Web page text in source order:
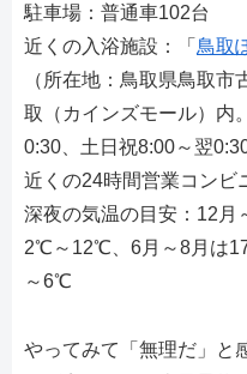
駐車場：普通車102台
近くの入浴施設：「 鳥取
（所在地：鳥取県鳥取
取（カインズモール）内
0:30、土日祝8:00～翌
近くの24時間営業コンビ
深夜の気温の目安：12
2℃～12℃、6月～8月は
～6℃
やってみて「無理だ」と